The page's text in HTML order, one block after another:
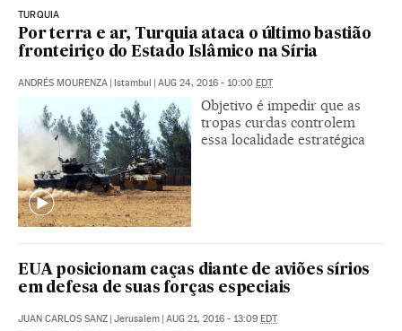
TURQUIA
Por terra e ar, Turquia ataca o último bastião
fronteiriço do Estado Islâmico na Síria
ANDRÉS MOURENZA | Istambul | AUG 24, 2016 - 10:00 EDT
Objetivo é impedir que as
tropas curdas controlem
essa localidade estratégica
EUA posicionam caças diante de aviões sírios
em defesa de suas forças especiais
JUAN CARLOS SANZ | Jerusalem | AUG 21, 2016 - 13:09 EDT